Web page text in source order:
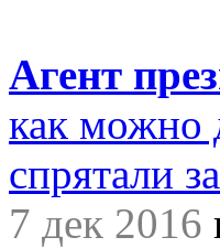
Агент
как можно
спрятали
7 дек 2016